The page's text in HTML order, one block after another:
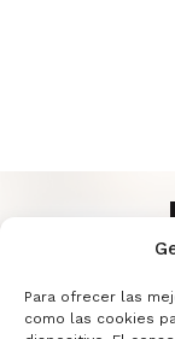
Para ofrecer las
como las cookies